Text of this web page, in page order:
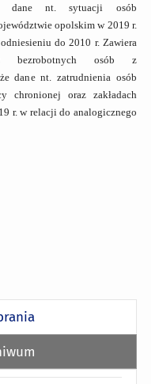
dane nt. sytuacji osób
opolskim w 2019 r.
do 2010 r. Zawiera
bezrobotnych osób z
dane nt. zatrudnienia osób
chronionej oraz zakładach
r. w relacji do analogicznego